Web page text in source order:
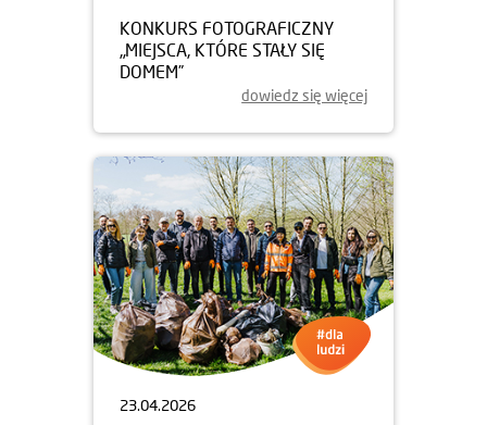
KONKURS FOTOGRAFICZNY
„MIEJSCA, KTÓRE STAŁY SIĘ
DOMEM”
dowiedz się więcej
23.04.2026